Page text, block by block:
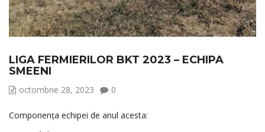
LIGA FERMIERILOR BKT 2023 – ECHIPA
SMEENI
octombrie 28, 2023 0
Componența echipei de anul acesta: